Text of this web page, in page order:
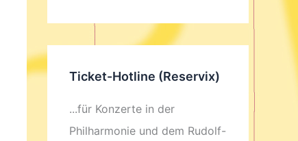
Ticket-Hotline (Reservix)
...für Konzerte in der
Philharmonie und dem Rudolf-